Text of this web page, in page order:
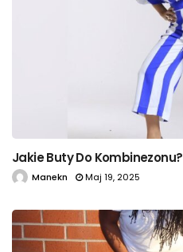
Jakie Buty Do Kombinezonu?
Manekn Maj 19, 2025